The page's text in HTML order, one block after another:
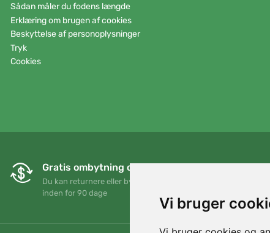
Vi bruger
Sådan måler du fodens længde
Erklæring om brugen af cookies
Beskyttelse af personoplysninger
Tryk
Cookies
Gratis ombytning og returnering
Du kan returnere eller bytte din ordre når som helst
inden for 90 dage